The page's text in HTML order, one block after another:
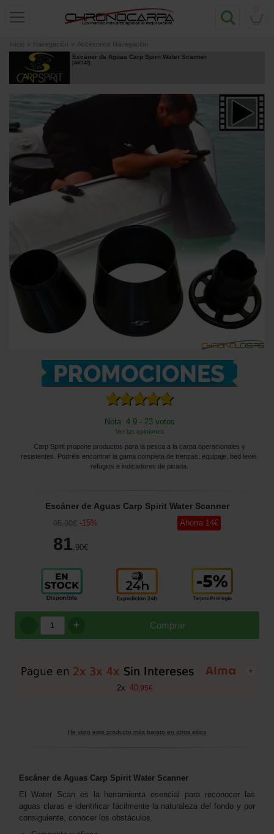
Inicio » Navegación » Accesorios Navegación
Escáner de Aguas Carp Spirit Water Scanner
[450142]
Nota: 4.9 - 23 votos
Ver las opiniones
Carp Spirit propone productos para la pesca a la carpa operacionales y
resistentes. Podréis encontrar la gama completa de trenzas, equipaje, bed level,
refugios e indicadores de picada.
Escáner de Aguas Carp Spirit Water Scanner
95,90€ -15%
81 ,90€
Ahorra 14€
Comprar
+
+
2x 40 95€
He visto este producto más barato en otros sitios
Escáner de Aguas Carp Spirit Water Scanner
El Water Scan es la herramienta esencial para reconocer las
aguas claras e identificar fácilmente la naturaleza del fondo y por
consiguiente, conocer los obstáculos.